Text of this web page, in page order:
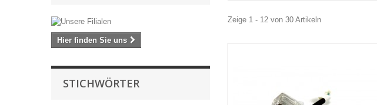
Hier finden Sie uns
STICHWÖRTER
Zeige 1 - 12 von 30 Artikeln